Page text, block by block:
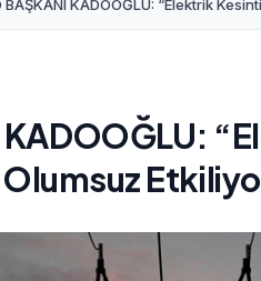
BAŞKANI KADOOĞLU: “Elektrik
KADOOĞLU: